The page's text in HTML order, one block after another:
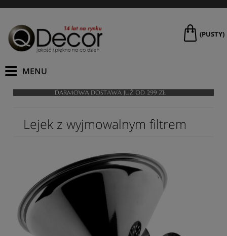
(PUSTY)
Lejek z wyjmowalnym filtrem